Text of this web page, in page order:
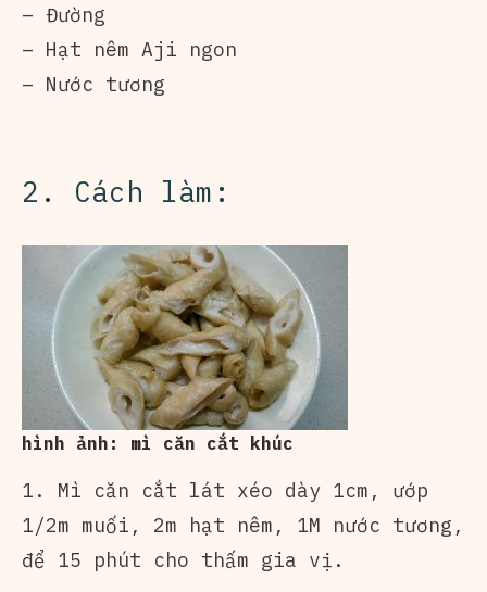
– Đường
– Hạt nêm Aji ngon
– Nước tương
2. Cách làm:
hình ảnh: mì căn cắt khúc
1. Mì căn cắt lát xéo dày 1cm, ướp
1/2m muối, 2m hạt nêm, 1M nước tương,
để 15 phút cho thấm gia vị.